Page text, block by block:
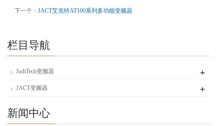
下一个： JACT艾克特AT100系列多功能变频器
栏目导航
JudiTech变频器 +
JACT变频器 +
新闻中心